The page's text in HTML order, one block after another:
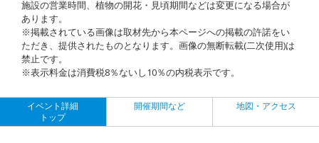
施設の営業時間、植物の開花・見頃期間などは変更になる場合が
あります。
※掲載されている画像は取材先から本ページへの掲載の許諾をい
ただき、提供されたものとなります。画像の無断転載(二次使用)は
禁止です。
※表示料金は消費税8％ないし10％の内税表示です。
イベント詳細
トップ
開催期間など 地図・アクセス